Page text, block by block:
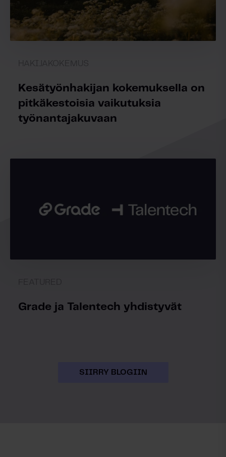
Kesätyönhakijan kokemuksella on
pitkäkestoisia vaikutuksia
työnantajakuvaan
Grade ja Talentech yhdistyvät
SIIRRY BLOGIIN